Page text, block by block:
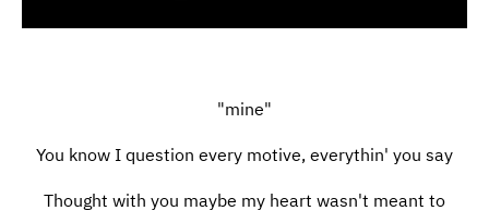
"mine"
You know I question every motive, everythin' you say
Thought with you maybe my heart wasn't meant to